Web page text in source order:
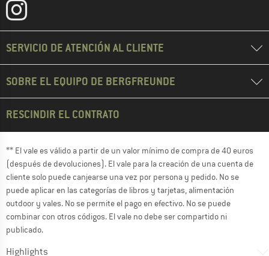
SERVICIO DE ATENCIÓN AL CLIENTE
SOBRE EL EQUIPO DE BERGFREUNDE
RESCINDIR EL CONTRATO
** El vale es válido a partir de un valor mínimo de compra de 40 euros
(después de devoluciones). El vale para la creación de una cuenta de
cliente solo puede canjearse una vez por persona y pedido. No se
puede aplicar en las categorías de libros y tarjetas, alimentación
outdoor y vales. No se permite el pago en efectivo. No se puede
combinar con otros códigos. El vale no debe ser compartido ni
publicado.
Highlights